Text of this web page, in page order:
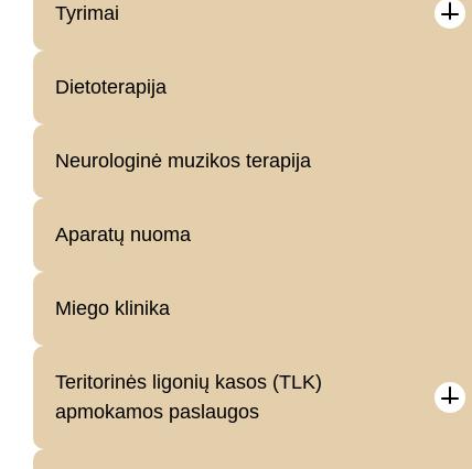
Tyrimai
Dietoterapija
Neurologinė muzikos terapija
Aparatų nuoma
Miego klinika
Teritorinės ligonių kasos (TLK)
apmokamos paslaugos